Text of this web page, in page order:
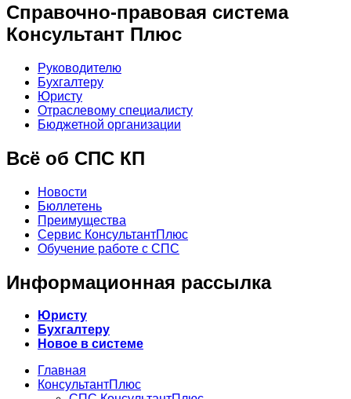
Справочно-правовая система
Консультант Плюс
Руководителю
Бухгалтеру
Юристу
Отраслевому специалисту
Бюджетной организации
Всё об СПС КП
Новости
Бюллетень
Преимущества
Сервис КонсультантПлюс
Обучение работе с СПС
Информационная рассылка
Юристу
Бухгалтеру
Новое в системе
Главная
КонсультантПлюс